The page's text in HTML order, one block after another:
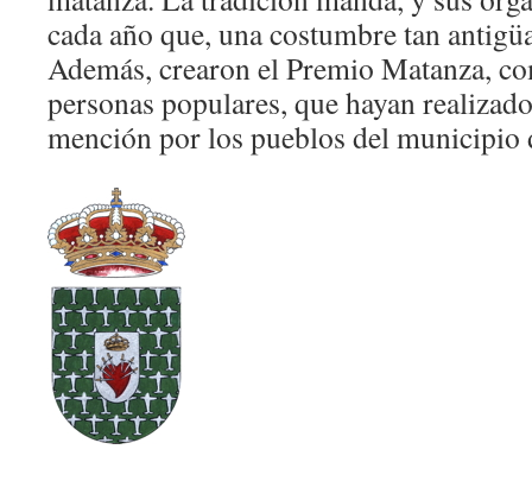
cada año que, una costumbre tan
Además, crearon el Premio Matanza,
personas populares, que hayan
mención por los pueblos del municipio